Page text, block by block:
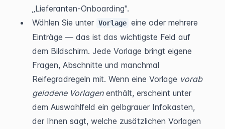
„Lieferanten-Onboarding".
Wählen Sie unter Vorlage eine oder mehrere
Einträge — das ist das wichtigste Feld auf
dem Bildschirm. Jede Vorlage bringt eigene
Fragen, Abschnitte und manchmal
Reifegradregeln mit. Wenn eine Vorlage vorab
geladene Vorlagen enthält, erscheint unter
dem Auswahlfeld ein gelbgrauer Infokasten,
der Ihnen sagt, welche zusätzlichen Vorlagen